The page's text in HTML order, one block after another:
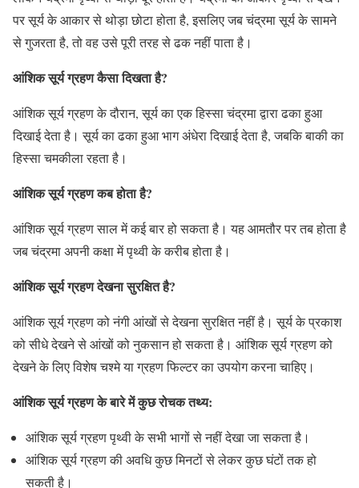
पर सूर्य के आकार से थोड़ा छोटा होता है, इसलिए जब चंद्रमा सूर्य के सामने
से गुजरता है, तो वह उसे पूरी तरह से ढक नहीं पाता है।
आंशिक सूर्य ग्रहण कैसा दिखता है?
आंशिक सूर्य ग्रहण के दौरान, सूर्य का एक हिस्सा चंद्रमा द्वारा ढका हुआ
दिखाई देता है। सूर्य का ढका हुआ भाग अंधेरा दिखाई देता है, जबकि बाकी का
हिस्सा चमकीला रहता है।
आंशिक सूर्य ग्रहण कब होता है?
आंशिक सूर्य ग्रहण साल में कई बार हो सकता है। यह आमतौर पर तब होता है
जब चंद्रमा अपनी कक्षा में पृथ्वी के करीब होता है।
आंशिक सूर्य ग्रहण देखना सुरक्षित है?
आंशिक सूर्य ग्रहण को नंगी आंखों से देखना सुरक्षित नहीं है। सूर्य के प्रकाश
को सीधे देखने से आंखों को नुकसान हो सकता है। आंशिक सूर्य ग्रहण को
देखने के लिए विशेष चश्मे या ग्रहण फिल्टर का उपयोग करना चाहिए।
आंशिक सूर्य ग्रहण के बारे में कुछ रोचक तथ्य:
आंशिक सूर्य ग्रहण पृथ्वी के सभी भागों से नहीं देखा जा सकता है।
आंशिक सूर्य ग्रहण की अवधि कुछ मिनटों से लेकर कुछ घंटों तक हो
सकती है।